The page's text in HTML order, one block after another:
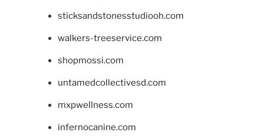
sticksandstonesstudiooh.com
walkers-treeservice.com
shopmossi.com
untamedcollectivesd.com
mxpwellness.com
infernocanine.com